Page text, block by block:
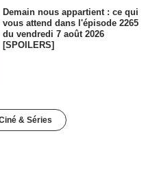
Demain nous appartient : ce qui
vous attend dans l'épisode 2265
du vendredi 7 août 2026
[SPOILERS]
& Séries